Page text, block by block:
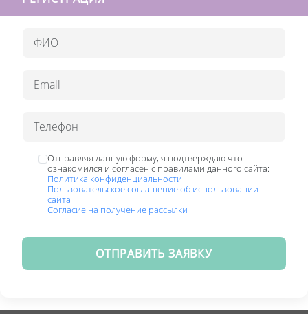
Отправляя данную форму, я подтверждаю что
ознакомился и согласен с правилами данного сайта:
Политика конфиденциальности
Пользовательское соглашение об использовании
сайта
Согласие на получение рассылки
ОТПРАВИТЬ ЗАЯВКУ